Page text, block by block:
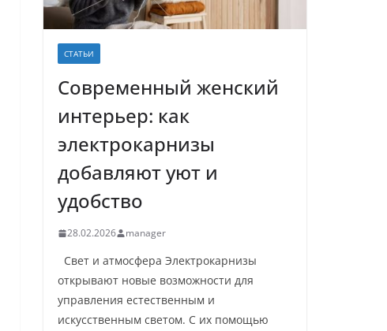
СТАТЬИ
Современный женский
интерьер: как
электрокарнизы
добавляют уют и
удобство
28.02.2026 manager
Свет и атмосфера Электрокарнизы
открывают новые возможности для
управления естественным и
искусственным светом. С их помощью